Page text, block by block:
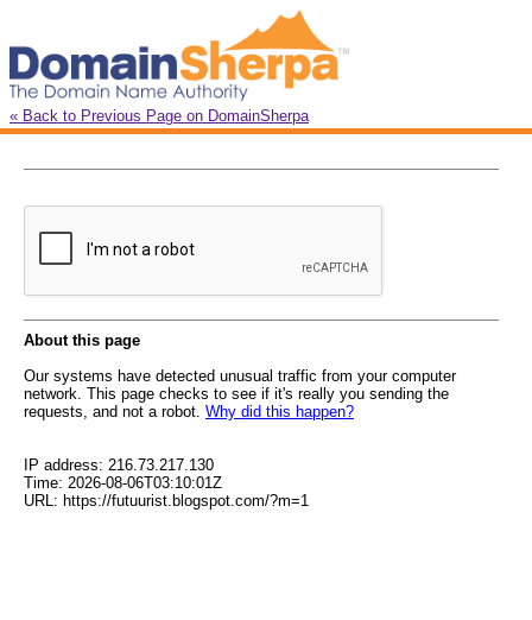
« Back to Previous Page on DomainSherpa